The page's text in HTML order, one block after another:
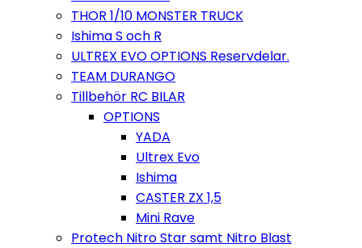
THOR 1/10 MONSTER TRUCK
Ishima S och R
ULTREX EVO OPTIONS Reservdelar.
TEAM DURANGO
Tillbehör RC BILAR
OPTIONS
YADA
Ultrex Evo
Ishima
CASTER ZX 1,5
Mini Rave
Protech Nitro Star samt Nitro Blast